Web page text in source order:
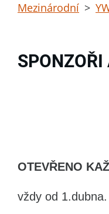
Mezinárodní >
SPONZOŘI
OTEVŘENO
vždy od